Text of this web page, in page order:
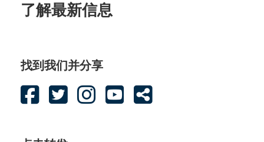
了解最新信息
找到我们并分享